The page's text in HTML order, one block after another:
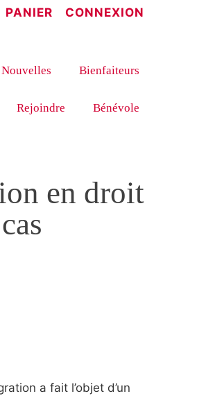
PANIER CONNEXION
Nouvelles Bienfaiteurs
Rejoindre Bénévole
en droit
a fait l’objet d’un